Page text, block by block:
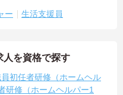
ー 生活支援員
人を資格で探す
初任者研修（ホームヘル
研修（ホームヘルパー1